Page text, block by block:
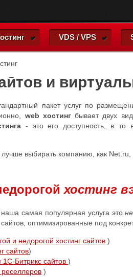
VDS / VPS
и
пакет услуг по
web хостингбывает двух
- это его доступность, в
лучше выбирать компанию, как
хостинг
самая популярная услуга это
оптимизированные под
и недорогой хостинг сайтов )
сайтов)
1С-Битрикс сайтов )
реселлеров )